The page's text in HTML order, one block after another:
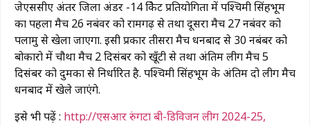
जेएससीए अंतर जिला अंडर -14 क्रिकेट प्रतियोगिता में पश्चिमी सिंहभूम
का पहला मैच 26 नबंवर को रामगढ़ से तथा दूसरा मैच 27 नबंवर को
पलामु से खेला जाएगा. इसी प्रकार तीसरा मैच धनबाद से 30 नबंबर को
बोकारो में चौथा मैच 2 दिसंबर को खूँटी से तथा अंतिम लीग मैच 5
दिसंबर को दुमका से निर्धारित है. पश्चिमी सिंहभूम के अंतिम दो लीग मैच
धनबाद में खेले जाएंगे.
इसे भी पढ़ें : http://एसआर रुंगटा बी-डिविजन लीग 2024-25,